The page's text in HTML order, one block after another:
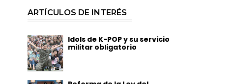
ARTÍCULOS DE INTERÉS
Idols de K-POP y su servicio
militar obligatorio